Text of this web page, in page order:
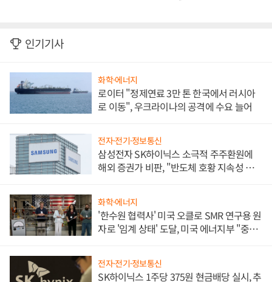
인기기사
화학·에너지
로이터 "정제연료 3만 톤 한국에서 러시아
로 이동", 우크라이나의 공격에 수요 늘어
전자·전기·정보통신
삼성전자 SK하이닉스 소극적 주주환원에
해외 증권가 비판, "반도체 호황 지속성 의
화학·에너지
'한수원 협력사' 미국 오클로 SMR 연구용 원
자로 '임계 상태' 도달, 미국 에너지부 "중요
전자·전기·정보통신
SK하이닉스 1주당 375원 현금배당 실시, 추